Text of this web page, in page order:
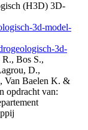
(H3D) 3D-
3d-model-
3d-
Bos S.,
D.,
Van Baelen K. &
opdracht van: